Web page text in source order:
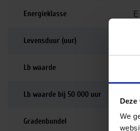
We
Energieklasse E
Levensduur (uur)
Lb waarde
Lb waarde bij 50 000 uur
Gradenbundel